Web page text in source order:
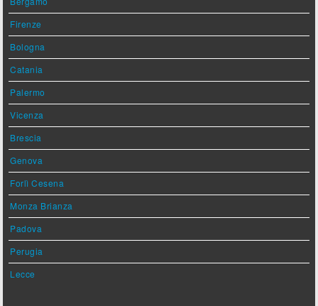
Firenze
Bologna
Catania
Palermo
Vicenza
Brescia
Genova
Forlì Cesena
Monza Brianza
Padova
Perugia
Lecce